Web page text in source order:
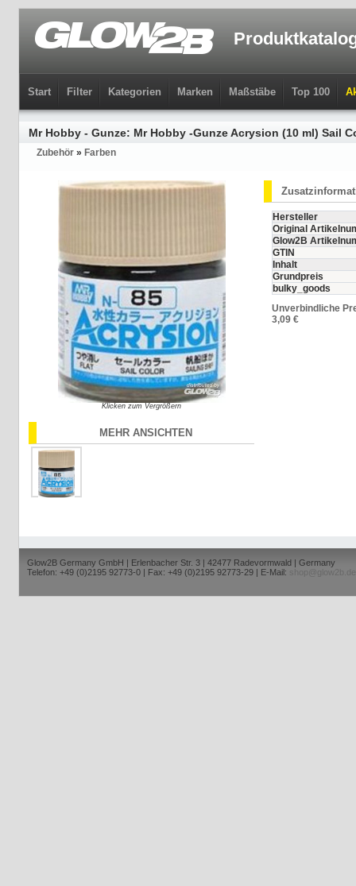
Start Filter Kategorien Marken Maßstäbe Top 100
Mr Hobby - Gunze: Mr Hobby -Gunze Acrysion (10 ml) Sail
Zubehör » Farben
Klicken zum Vergrößern
MEHR ANSICHTEN
Hersteller
Original
Glow2B
GTIN
Inhalt
Grundpreis
bulky_goods
Unverbindliche
3,09 €
Glow2B Germany GmbH | Erlenbacher Str. 3 | 42477 Radevormwald | Germany
Telefon: +49 (0)2195 92773-0 | Fax: +49 (0)2195 92773-29 | E-Mail:
shop@glow2b.de